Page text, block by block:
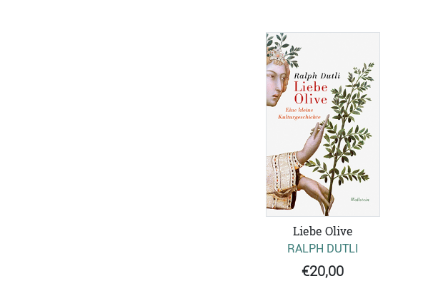
Liebe Olive
RALPH DUTLI
€20,00